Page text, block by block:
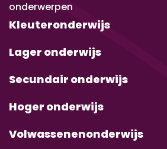
onderwerpen
Kleuteronderwijs
Lager onderwijs
Secundair onderwijs
Hoger onderwijs
Volwassenenonderwijs